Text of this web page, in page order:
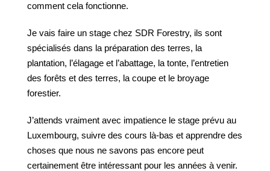
comment cela fonctionne.
Je vais faire un stage chez SDR Forestry, ils sont
spécialisés dans la préparation des terres, la
plantation, l’élagage et l’abattage, la tonte, l’entretien
des forêts et des terres, la coupe et le broyage
forestier.
J’attends vraiment avec impatience le stage prévu au
Luxembourg, suivre des cours là-bas et apprendre des
choses que nous ne savons pas encore peut
certainement être intéressant pour les années à venir.